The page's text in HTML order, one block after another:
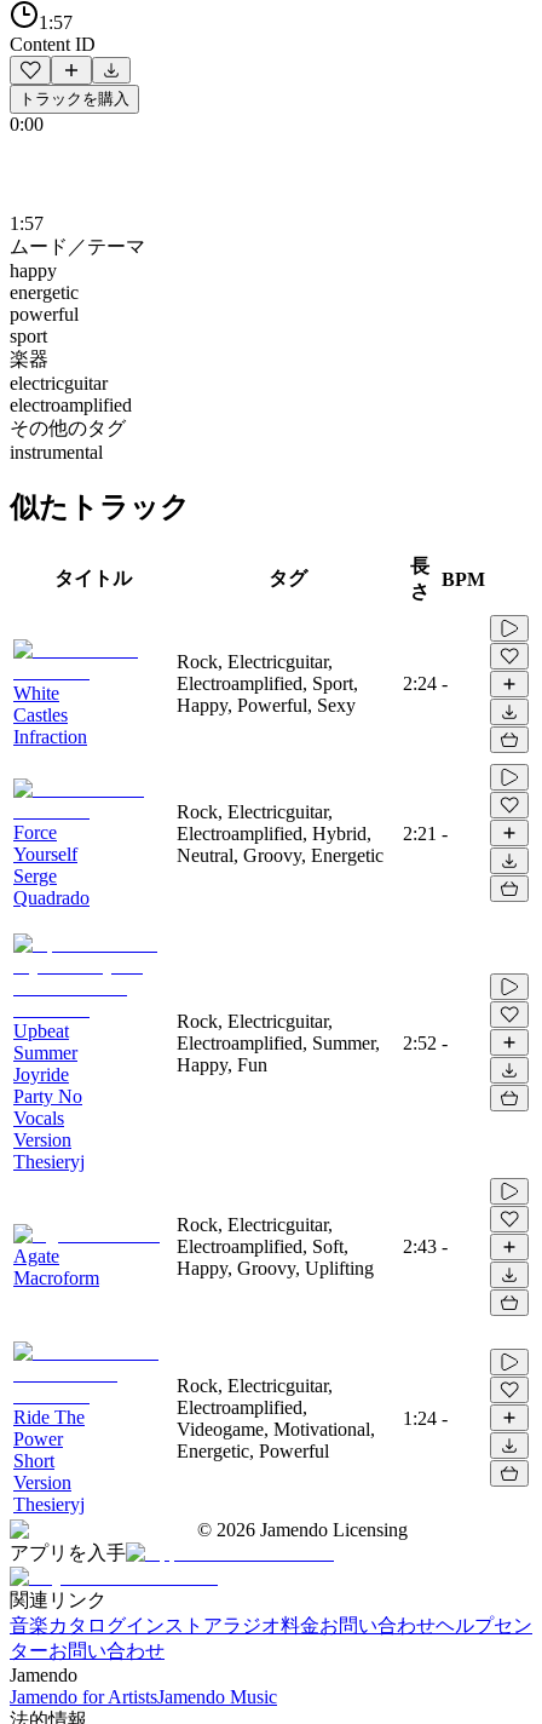
1:57
Content ID
トラックを購入
0:00
1:57
ムード／テーマ
happy
energetic
powerful
sport
楽器
electricguitar
electroamplified
その他のタグ
instrumental
似たトラック
タイトル タグ
長
さ
BPM
White
Castles
Infraction
Rock, Electricguitar,
Electroamplified, Sport,
Happy, Powerful, Sexy
2:24 -
Force
Yourself
Serge
Quadrado
Rock, Electricguitar,
Electroamplified, Hybrid,
Neutral, Groovy, Energetic
2:21 -
Upbeat
Summer
Joyride
Party No
Vocals
Version
Thesieryj
Rock, Electricguitar,
Electroamplified, Summer,
Happy, Fun
2:52 -
Agate
Macroform
Rock, Electricguitar,
Electroamplified, Soft,
Happy, Groovy, Uplifting
2:43 -
Ride The
Power
Short
Version
Thesieryj
Rock, Electricguitar,
Electroamplified,
Videogame, Motivational,
Energetic, Powerful
1:24 -
© 2026 Jamendo Licensing
アプリを入手
関連リンク
音楽カタログインストアラジオ料金お問い合わせヘルプセン
ターお問い合わせ
Jamendo
Jamendo for ArtistsJamendo Music
法的情報